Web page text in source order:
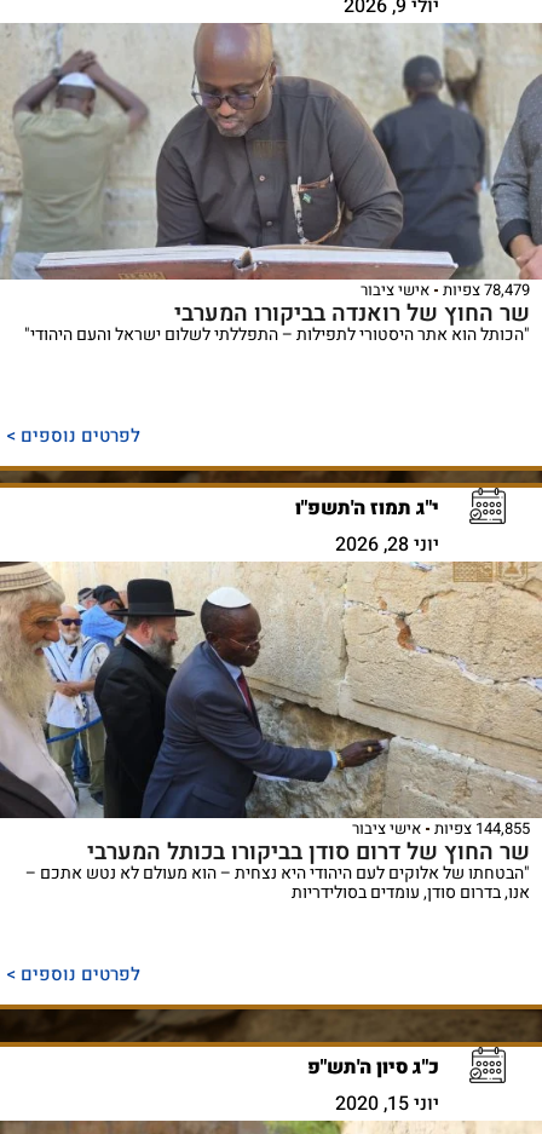
יולי 9, 2026
78,479 צפיות אישי ציבור
שר החוץ של רואנדה בביקורו המערבי
"הכותל הוא אתר היסטורי לתפילות – התפללתי לשלום ישראל והעם היהודי"
לפרטים נוספים >
י"ג תמוז ה'תשפ"ו
יוני 28, 2026
144,855 צפיות אישי ציבור
שר החוץ של דרום סודן בביקורו בכותל המערבי
"הבטחתו של אלוקים לעם היהודי היא נצחית – הוא מעולם לא נטש אתכם –
אנו, בדרום סודן, עומדים בסולידריות
לפרטים נוספים >
כ"ג סיון ה'תש"פ
יוני 15, 2020